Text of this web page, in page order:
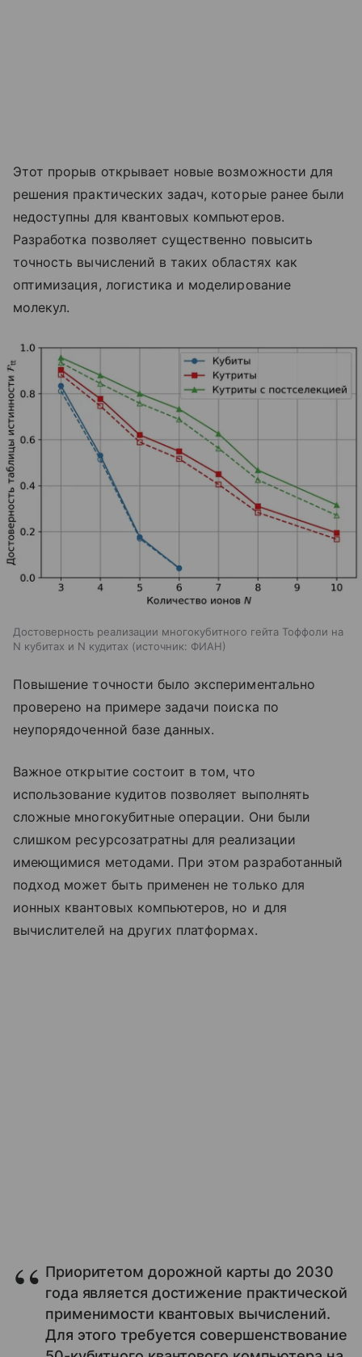
Этот прорыв открывает новые возможности для
решения практических задач, которые ранее были
недоступны для квантовых компьютеров.
Разработка позволяет существенно повысить
точность вычислений в таких областях как
оптимизация, логистика и моделирование
молекул.
Достоверность реализации многокубитного гейта Тоффоли на
N кубитах и N кудитах
источник: ФИАН
Повышение точности было экспериментально
проверено на примере задачи поиска по
неупорядоченной базе данных.
Важное открытие состоит в том, что
использование кудитов позволяет выполнять
сложные многокубитные операции. Они были
слишком ресурсозатратны для реализации
имеющимися методами. При этом разработанный
подход может быть применен не только для
ионных квантовых компьютеров, но и для
вычислителей на других платформах.
Приоритетом дорожной карты до 2030
года является достижение практической
применимости квантовых вычислений.
Для этого требуется совершенствование